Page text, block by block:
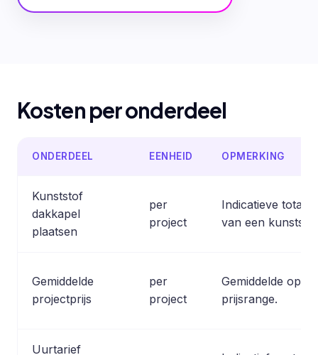
Kosten per onderdeel
ONDERDEEL EENHEID OPMERKING
Kunststof
dakkapel
plaatsen
per
project
Indicatieve
van een
Gemiddelde
projectprijs
per
project
Gemiddelde op
prijsrange.
Uurtarief